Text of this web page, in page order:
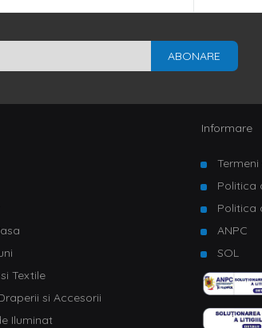
ABONARE
Textile
si Accesorii
Iluminat
Informare
Politica
Politica
ANPC
SOL